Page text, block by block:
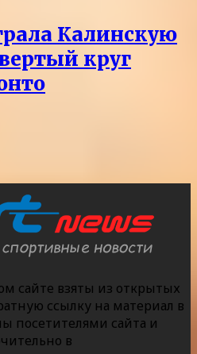
Калинскую
круг
сайте взяты из открытых
ссылку на материал в
посетителями сайта и
в